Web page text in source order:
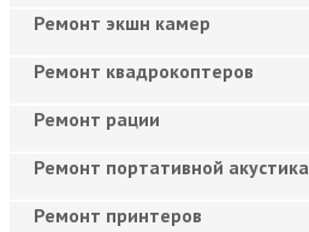
Ремонт экшн камер
Ремонт квадрокоптеров
Ремонт рации
Ремонт портативной акустика
Ремонт принтеров